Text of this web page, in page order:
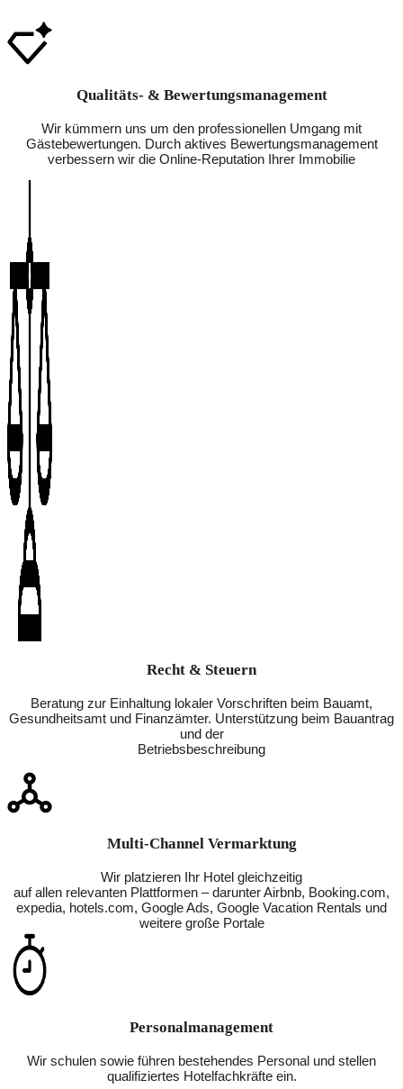
Qualitäts- & Bewertungsmanagement
Wir kümmern uns um den professionellen Umgang mit
Gästebewertungen. Durch aktives Bewertungsmanagement
verbessern wir die Online-Reputation Ihrer Immobilie
Recht & Steuern
Beratung zur Einhaltung lokaler Vorschriften beim Bauamt,
Gesundheitsamt und Finanzämter. Unterstützung beim Bauantrag
und der
Betriebsbeschreibung
Multi-Channel Vermarktung
Wir platzieren Ihr Hotel gleichzeitig
auf allen relevanten Plattformen – darunter Airbnb, Booking.com,
expedia, hotels.com, Google Ads, Google Vacation Rentals und
weitere große Portale
Personalmanagement
Wir schulen sowie führen bestehendes Personal und stellen
qualifiziertes Hotelfachkräfte ein.